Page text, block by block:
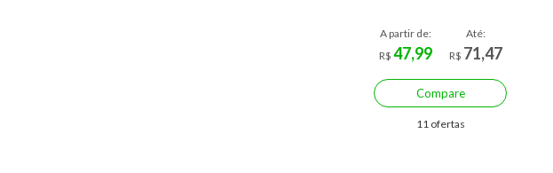
A partir de:
R$ 47,99
Até:
R$ 71,47
Compare
11 ofertas